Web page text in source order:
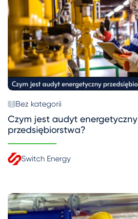
Bez kategorii
Czym jest audyt energetyczny
przedsiębiorstwa?
Switch Energy